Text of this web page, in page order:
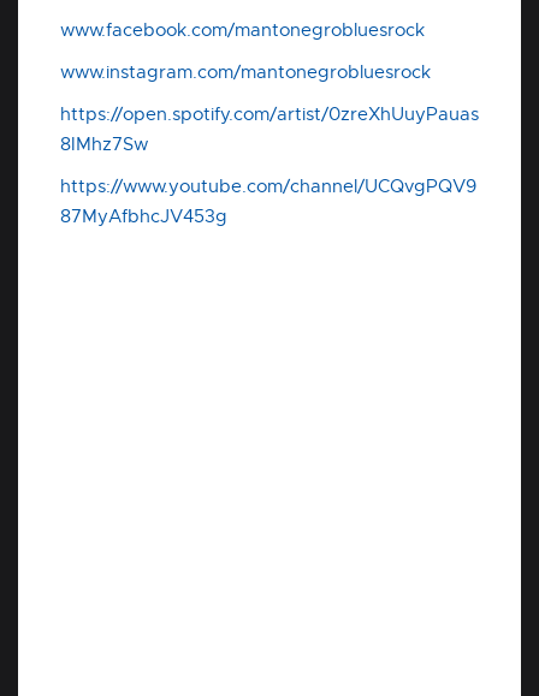
www.facebook.com/mantonegrobluesrock
www.instagram.com/mantonegrobluesrock
https://open.spotify.com/artist/0zreXhUuyPauas
8IMhz7Sw
https://www.youtube.com/channel/UCQvgPQV9
87MyAfbhcJV453g